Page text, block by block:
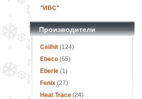
"ИВС"
Производители
Ceilhit(124)
Ebeco(65)
Eberle(1)
Fenix(27)
Heat Trace(24)